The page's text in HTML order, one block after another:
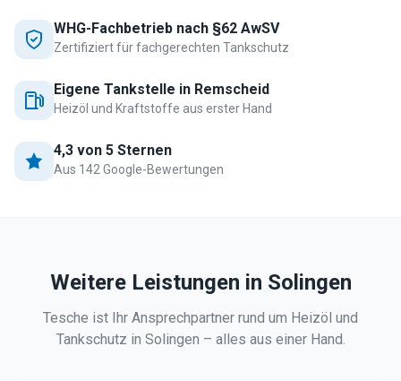
WHG-Fachbetrieb nach §62 AwSV
Zertifiziert für fachgerechten Tankschutz
Eigene Tankstelle in Remscheid
Heizöl und Kraftstoffe aus erster Hand
4,3 von 5 Sternen
Aus 142 Google-Bewertungen
Weitere Leistungen in Solingen
Tesche ist Ihr Ansprechpartner rund um Heizöl und
Tankschutz in Solingen – alles aus einer Hand.